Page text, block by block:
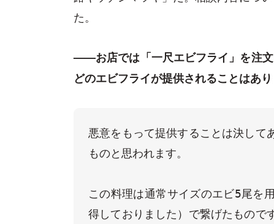
た。
——お店では「一尺エビフライ」を注
どのエビフライが提供されることはあ
悪意をもって提供することは決して
ものと思われます。
この料理は通常サイズのエビ5尾を
得しておりました）で繋げたもので